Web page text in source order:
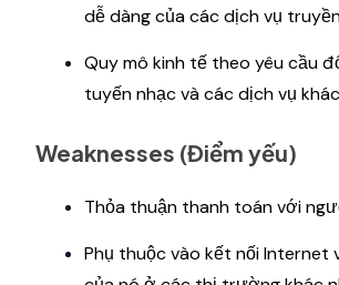
dễ dàng của các dịch vụ
Quy mô kinh tế theo yêu cầu
tuyến nhạc và các dịch vụ khác
Weaknesses (Điểm yếu)
Thỏa thuận thanh toán với
Phụ thuộc vào kết nối Internet